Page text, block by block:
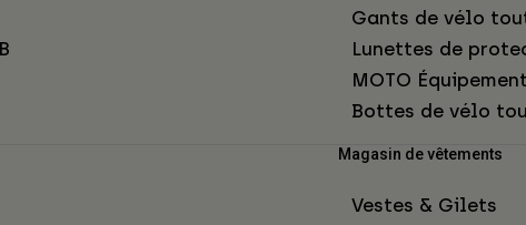
Gants de vélo
Lunettes de
MOTO
Bottes de vélo
Magasin de vêtements
Vestes & Gilets